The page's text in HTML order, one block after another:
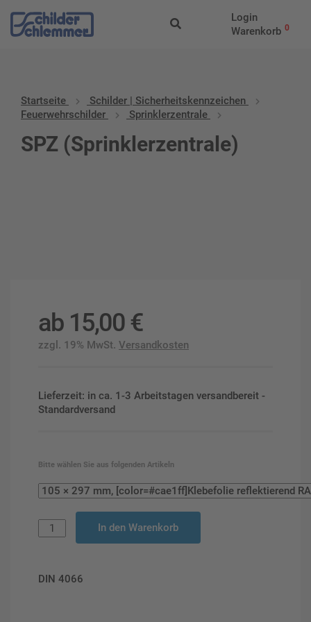
Login
Warenkorb 0
Startseite
Schilder | Sicherheitskennzeichen
Feuerwehrschilder
Sprinklerzentrale
SPZ (Sprinklerzentrale)
ab 15,00 €
zzgl. 19% MwSt. Versandkosten
Lieferzeit: in ca. 1-3 Arbeitstagen versandbereit -
Standardversand
Bitte wählen Sie aus folgenden Artikeln
In den Warenkorb
DIN 4066